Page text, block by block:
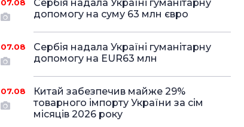
07.08
Сербія надала Україні гуманітарну
допомогу на суму 63 млн євро
07.08
Сербія надала Україні гуманітарну
допомогу на EUR63 млн
07.08
Китай забезпечив майже 29%
товарного імпорту України за сім
місяців 2026 року